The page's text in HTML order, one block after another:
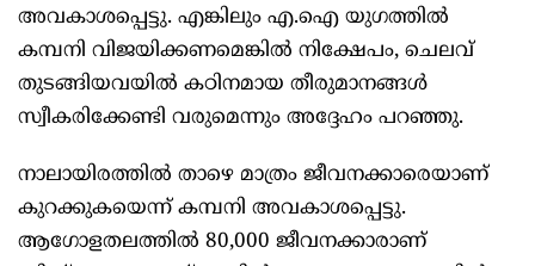
അവകാശപ്പെട്ടു. എങ്കിലും എ.ഐ യുഗത്തിൽ
കമ്പനി വിജയിക്കണമെങ്കിൽ നിക്ഷേപം, ചെലവ്
തുടങ്ങിയവയിൽ കഠിനമായ തീരുമാനങ്ങൾ
സ്വീകരിക്കേണ്ടി വരുമെന്നും അദ്ദേഹം പറഞ്ഞു.
നാലായിരത്തിൽ താഴെ മാത്രം ജീവനക്കാരെയാണ്
കുറക്കുകയെന്ന് കമ്പനി അവകാശപ്പെട്ടു.
ആഗോളതലത്തിൽ 80,000 ജീവനക്കാരാണ്